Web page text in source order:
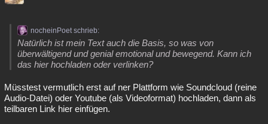
nocheinPoet schrieb:
Natürlich ist mein Text auch die Basis, so was von
überwältigend und genial emotional und bewegend. Kann ich
das hier hochladen oder verlinken?
Müsstest vermutlich erst auf ner Plattform wie Soundcloud (reine
Audio-Datei) oder Youtube (als Videoformat) hochladen, dann als
teilbaren Link hier einfügen.